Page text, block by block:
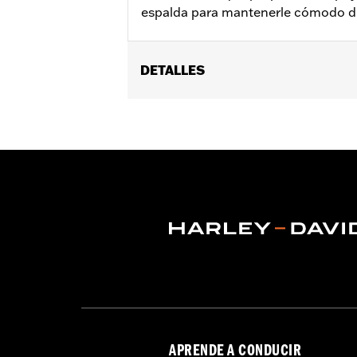
espalda para mantenerle cómodo
DETALLES
adelante requiere la retirada de los
Anchura del asiento del pasajero:
APRENDE A CONDUCIR